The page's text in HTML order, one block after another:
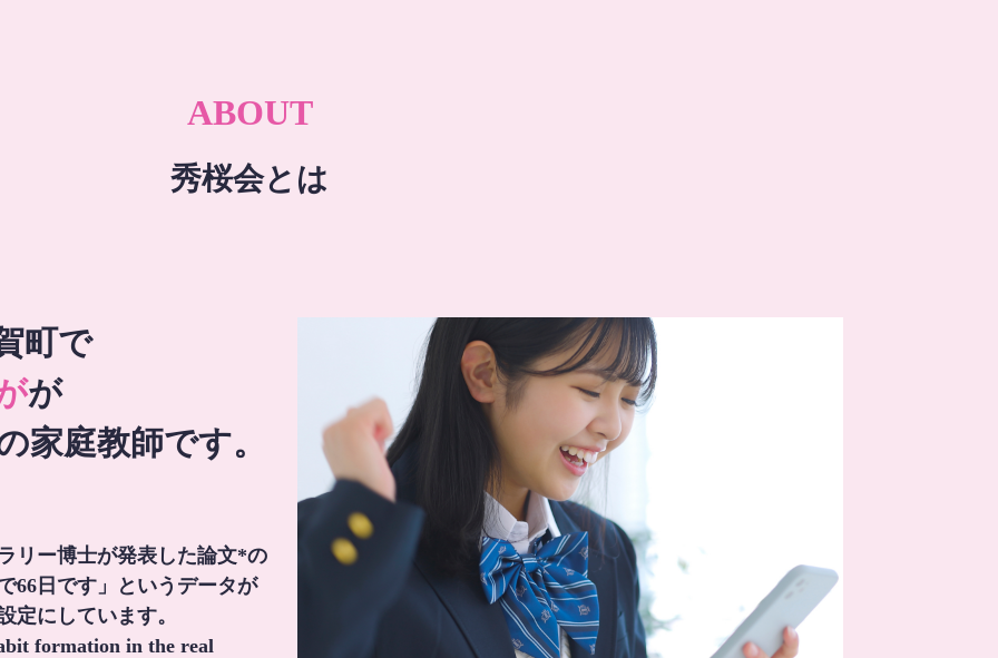
ABOUT
秀桜会とは
町で
が
家庭教師です。
リー博士が発表した論文*の
66日です」というデータが
定にしています。
formation in the real